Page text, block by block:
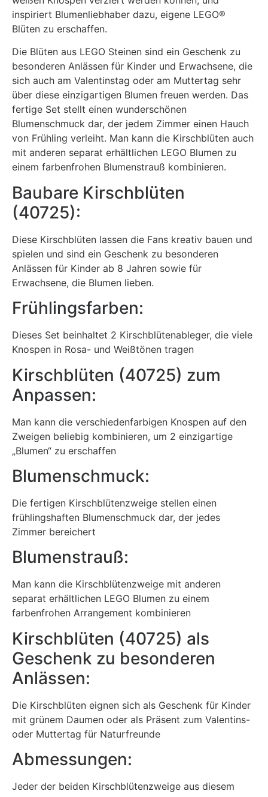
inspiriert Blumenliebhaber dazu, eigene LEGO®
Blüten zu erschaffen.
Die Blüten aus LEGO Steinen sind ein Geschenk zu
besonderen Anlässen für Kinder und Erwachsene, die
sich auch am Valentinstag oder am Muttertag sehr
über diese einzigartigen Blumen freuen werden. Das
fertige Set stellt einen wunderschönen
Blumenschmuck dar, der jedem Zimmer einen Hauch
von Frühling verleiht. Man kann die Kirschblüten auch
mit anderen separat erhältlichen LEGO Blumen zu
einem farbenfrohen Blumenstrauß kombinieren.
Baubare Kirschblüten
(40725):
Diese Kirschblüten lassen die Fans kreativ bauen und
spielen und sind ein Geschenk zu besonderen
Anlässen für Kinder ab 8 Jahren sowie für
Erwachsene, die Blumen lieben.
Frühlingsfarben:
Dieses Set beinhaltet 2 Kirschblütenableger, die viele
Knospen in Rosa- und Weißtönen tragen
Kirschblüten (40725) zum
Anpassen:
Man kann die verschiedenfarbigen Knospen auf den
Zweigen beliebig kombinieren, um 2 einzigartige
„Blumen“ zu erschaffen
Blumenschmuck:
Die fertigen Kirschblütenzweige stellen einen
frühlingshaften Blumenschmuck dar, der jedes
Zimmer bereichert
Blumenstrauß:
Man kann die Kirschblütenzweige mit anderen
separat erhältlichen LEGO Blumen zu einem
farbenfrohen Arrangement kombinieren
Kirschblüten (40725) als
Geschenk zu besonderen
Anlässen:
Die Kirschblüten eignen sich als Geschenk für Kinder
mit grünem Daumen oder als Präsent zum Valentins-
oder Muttertag für Naturfreunde
Abmessungen:
Jeder der beiden Kirschblütenzweige aus diesem